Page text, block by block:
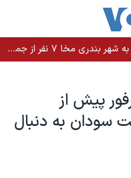
ارتش یمن: حمله شورشیان حوثی به شهر بندری مخا ۷ نفر از جمله غیرنظامیان را کشت
پيش از
سودان به دنبال